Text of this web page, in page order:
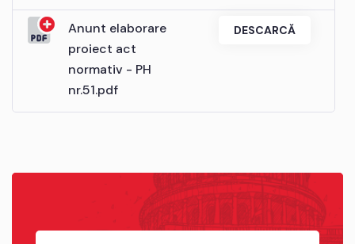
Anunt elaborare
proiect act
normativ - PH
nr.51.pdf
DESCARCĂ